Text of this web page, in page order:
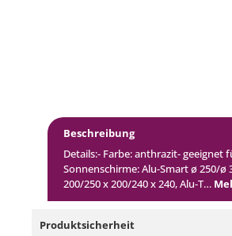
Beschreibung
Details:- Farbe: anthrazit- geeignet
Sonnenschirme: Alu-Smart ø 250/ø
200/250 x 200/240 x 240, Alu-T…
Produktsicherheit